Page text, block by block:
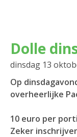
Dolle
dinsdag 13
Op
overheerlijke
10 euro per
Zeker